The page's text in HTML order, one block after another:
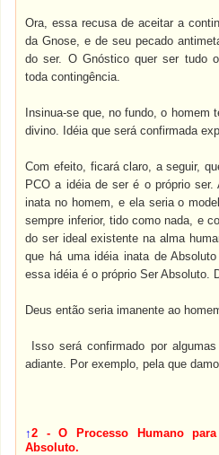
Ora, essa recusa de aceitar a
da Gnose, e de seu pecado
do ser. O Gnóstico quer ser tudo
toda contingência.
Insinua-se que, no fundo, o homem
divino. Idéia que será confirmada
Com efeito, ficará claro, a seguir,
PCO a idéia de ser é o próprio
inata no homem, e ela seria o
sempre inferior, tido como nada, e
do ser ideal existente na alma
que há uma idéia inata de
essa idéia é o próprio Ser Absoluto.
Deus então seria imanente ao
Isso será confirmado por
adiante. Por exemplo, pela que
↑2 - O Processo Humano
Absoluto.